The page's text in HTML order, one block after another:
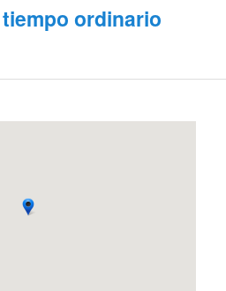
tiempo ordinario